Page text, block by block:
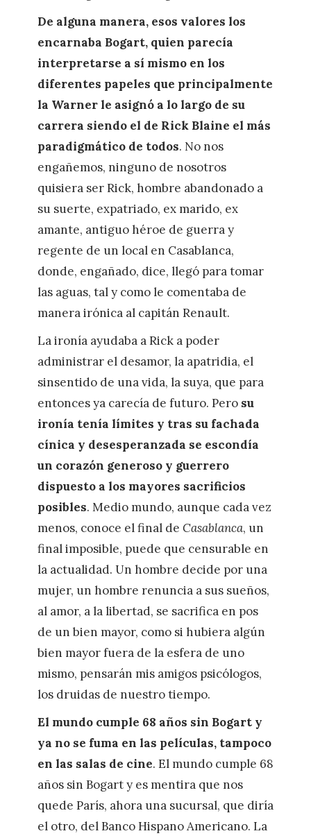
De alguna manera, esos valores los
encarnaba Bogart, quien parecía
interpretarse a sí mismo en los
diferentes papeles que principalmente
la Warner le asignó a lo largo de su
carrera siendo el de Rick Blaine el más
paradigmático de todos. No nos
engañemos, ninguno de nosotros
quisiera ser Rick, hombre abandonado a
su suerte, expatriado, ex marido, ex
amante, antiguo héroe de guerra y
regente de un local en Casablanca,
donde, engañado, dice, llegó para tomar
las aguas, tal y como le comentaba de
manera irónica al capitán Renault.
La ironía ayudaba a Rick a poder
administrar el desamor, la apatridia, el
sinsentido de una vida, la suya, que para
entonces ya carecía de futuro. Pero su
ironía tenía límites y tras su fachada
cínica y desesperanzada se escondía
un corazón generoso y guerrero
dispuesto a los mayores sacrificios
posibles. Medio mundo, aunque cada vez
menos, conoce el final de Casablanca, un
final imposible, puede que censurable en
la actualidad. Un hombre decide por una
mujer, un hombre renuncia a sus sueños,
al amor, a la libertad, se sacrifica en pos
de un bien mayor, como si hubiera algún
bien mayor fuera de la esfera de uno
mismo, pensarán mis amigos psicólogos,
los druidas de nuestro tiempo.
El mundo cumple 68 años sin Bogart y
ya no se fuma en las películas, tampoco
en las salas de cine. El mundo cumple 68
años sin Bogart y es mentira que nos
quede París, ahora una sucursal, que diría
el otro, del Banco Hispano Americano. La